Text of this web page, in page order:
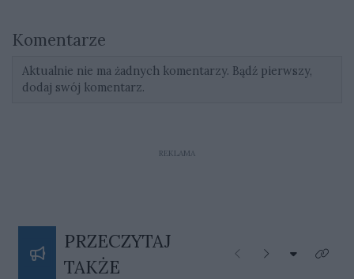
Komentarze
Aktualnie nie ma żadnych komentarzy. Bądź pierwszy,
dodaj swój komentarz.
REKLAMA
PRZECZYTAJ
TAKŻE
Poprzednie
Następne
Rozwiń
Kliknij